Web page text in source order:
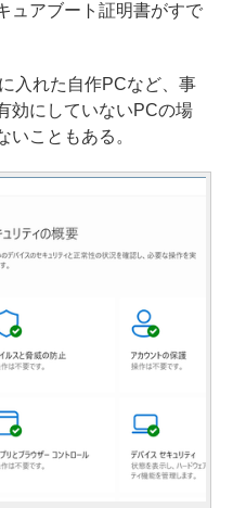
ュアブート証明書がすで
入れた自作PCなど、事
効にしていないPCの場
いこともある。